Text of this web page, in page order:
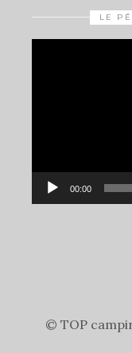
LE
00:00
© TOP